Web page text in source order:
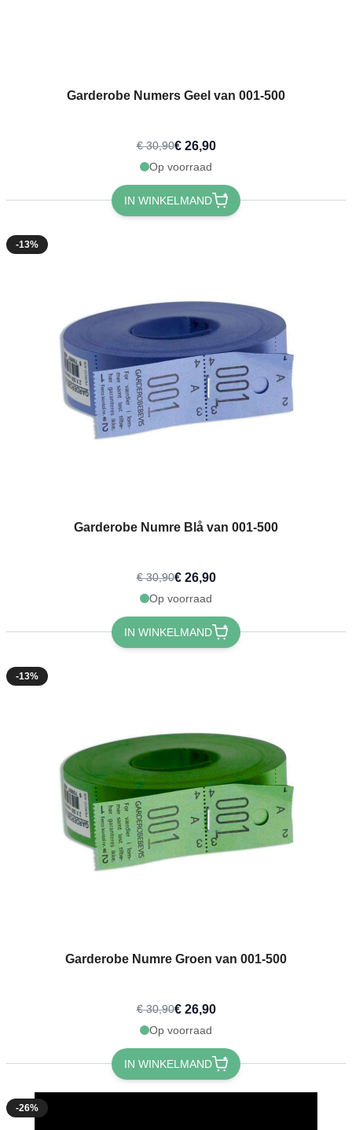
Garderobe Numers Geel van 001-500
€ 30,90€ 26,90
Op voorraad
IN WINKELMAND
-13%
Garderobe Numre Blå van 001-500
€ 30,90€ 26,90
Op voorraad
IN WINKELMAND
-13%
Garderobe Numre Groen van 001-500
€ 30,90€ 26,90
Op voorraad
IN WINKELMAND
-26%